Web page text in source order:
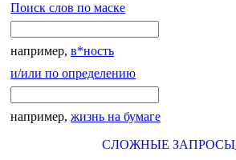
Поиск слов по маске
например, в*ность
и/или по определению
например, жизнь на бумаге
СЛОЖНЫЕ ЗАПРОСЫ